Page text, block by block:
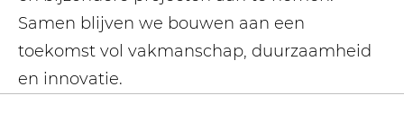
Samen blijven we bouwen aan een
toekomst vol vakmanschap, duurzaamheid
en innovatie.